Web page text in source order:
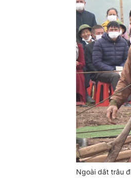
Ngoài dắt trâu